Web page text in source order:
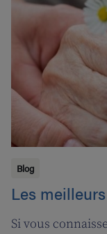
‘ligne
nos
encore mieux
Blog
Les
Si vous